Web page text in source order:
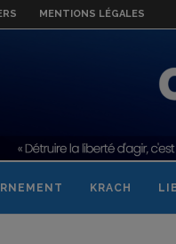
MENTIONS LÉGALES
KRACH